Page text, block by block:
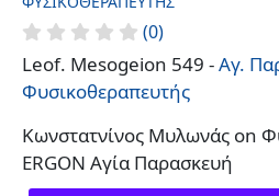
(0)
Leof. Mesogeion 549 -Αγ.
Φυσικοθεραπευτής
Κωνστατνίνος Μυλωνάς on
ERGON Αγία Παρασκευή